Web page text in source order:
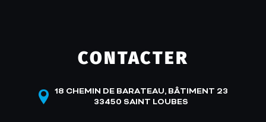
CONTACTER
18 CHEMIN DE BARATEAU, BÂTIMENT 23
33450 SAINT LOUBES